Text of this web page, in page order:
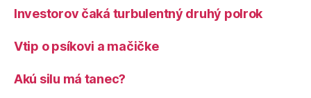
Investorov čaká turbulentný druhý polrok
Vtip o psíkovi a mačičke
Akú silu má tanec?